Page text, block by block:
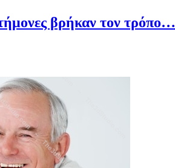
βρήκαν τον τρόπο…